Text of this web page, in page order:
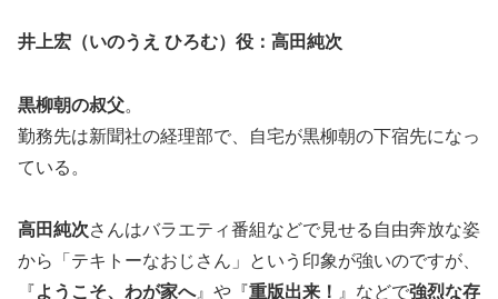
井上宏（いのうえ ひろむ）役：高田純次
黒柳朝の叔父。
勤務先は新聞社の経理部で、自宅が黒柳朝の下宿先になっ
ている。
高田純次さんはバラエティ番組などで見せる自由奔放な姿
から「テキトーなおじさん」という印象が強いのですが、
『ようこそ、わが家へ』や『重版出来！ 』などで強烈な存